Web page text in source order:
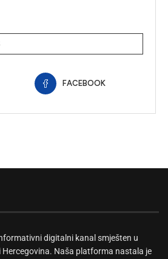
FACEBOOK
digitalni kanal smješten u
Hercegovina. Naša platforma nastala je